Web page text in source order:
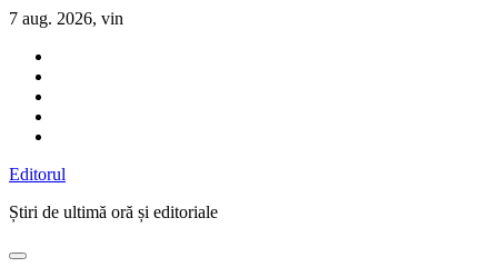
Sari
conținut
7 aug. 2026, vin
Editorul
Știri de ultimă oră și editoriale